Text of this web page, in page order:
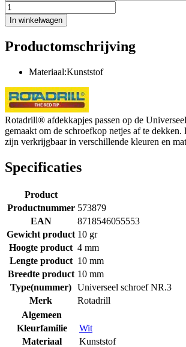
In winkelwagen
Productomschrijving
Materiaal:Kunststof
Rotadrill® afdekkapjes passen op de
gemaakt om de schroefkop netjes af te dekken.
zijn verkrijgbaar in verschillende kleuren en
Specificaties
Product
Productnummer 573879
EAN
8718546055553
Gewicht product 10 gr
Hoogte product 4 mm
Lengte product 10 mm
Breedte product 10 mm
Type(nummer) Universeel schroef NR.3
Merk
Rotadrill
Algemeen
Kleurfamilie
Wit
Materiaal
Kunststof